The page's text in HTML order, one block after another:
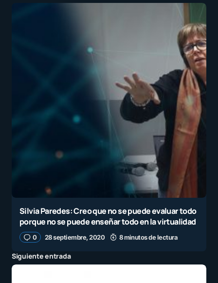
Silvia Paredes: Creo que no se puede evaluar todo
porque no se puede enseñar todo en la virtualidad
0 28 septiembre, 2020 8 minutos de lectura
Siguiente entrada